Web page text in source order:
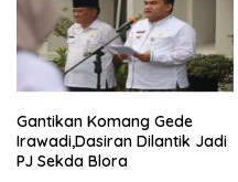
Gantikan Komang Gede
Irawadi,Dasiran Dilantik Jadi
PJ Sekda Blora